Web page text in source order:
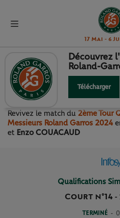
17 Mai - 6
2ÈME TOUR
SIMPLE MESSIEURS
Revivez le match du 2ème Tour
Messieurs Roland Garros 2024
et Enzo COUACAUD
Qualifications
Court n°14-
TERMINÉ -
Découvrez
Roland-
Télécharger